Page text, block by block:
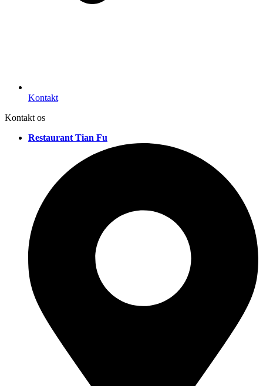
Kontakt
Kontakt os
Restaurant Tian Fu